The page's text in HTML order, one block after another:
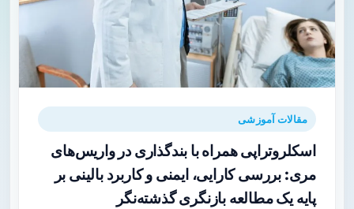
مقالات آموزشی
اسکلروتراپی همراه با بندگذاری در واریس‌های
مری: بررسی کارایی، ایمنی و کاربرد بالینی بر
پایه یک مطالعه بازنگری گذشته‌نگر